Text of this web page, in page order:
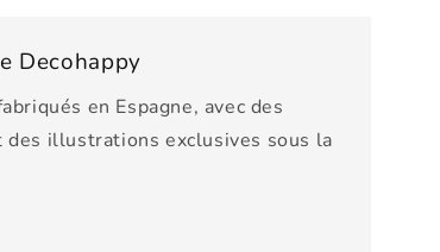
Decohappy
en Espagne, avec des
illustrations exclusives sous la